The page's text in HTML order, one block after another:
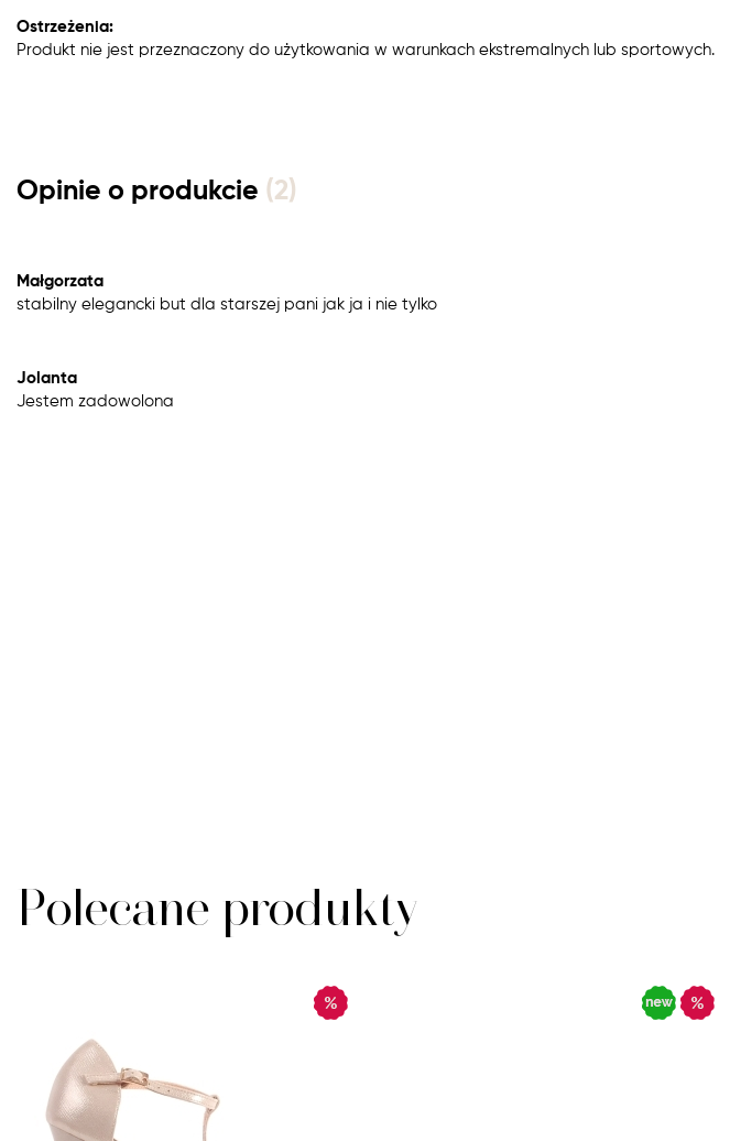
Ostrzeżenia:
Produkt nie jest przeznaczony do użytkowania w warunkach ekstremalnych lub sportowych.
Opinie o produkcie (2)
Małgorzata
stabilny elegancki but dla starszej pani jak ja i nie tylko
Jolanta
Jestem zadowolona
Polecane produkty